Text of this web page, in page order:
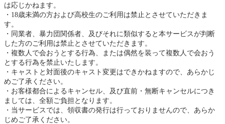
は応じかねます。
18歳未満の方および高校生のご利用は禁止とさせていただきま
す。
同業者、暴力団関係者、及びそれに類似すると本サービスが判断
した方のご利用は禁止とさせていただきます。
複数人で会おうとする行為、または偶然を装って複数人で会おう
とする行為を禁止いたします。
キャストと対面後のキャスト変更はできかねますので、あらかじ
めご了承ください。
お客様都合によるキャンセル、及び直前・無断キャンセルにつき
ましては、全額ご負担となります。
当サービスでは、領収書の発行は行っておりませんので、あらか
じめご了承ください。